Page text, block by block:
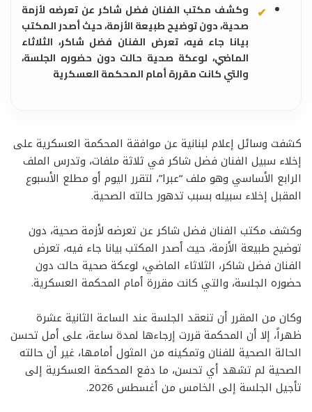
وكشف مكتب الفنان فضل شاكر عن تعرضه لأزمة
صحية، دون توضيح طبيعة الأزمة، حيث أصدر المكتب
بيانا جاء فيه، تعرض الفنان فضل شاكر، الثلاثاء
الماضي، لوعكة صحية حالت دون حضوره الجلسة،
والتي كانت مقررة أمام المحكمة العسكرية
كشفت وسائل إعلام لبنانية عن موافقة المحكمة العسكرية على
إخلاء سبيل الفنان فضل شاكر في ثلاثة ملفات، وتدرس الملف
الرابع الأساسي وهو ملف “عبرا”، لتقرر اليوم أو مطلع الأسبوع
المقبل إخلاء سبيله بسبب تدهور حالته الصحية.
وكشف مكتب الفنان فضل شاكر عن تعرضه لأزمة صحية، دون
توضيح طبيعة الأزمة، حيث أصدر المكتب بيانا جاء فيه، تعرض
الفنان فضل شاكر، الثلاثاء الماضي، لوعكة صحية حالت دون
حضوره الجلسة، والتي كانت مقررة أمام المحكمة العسكرية.
وكان من المقرر أن تنعقد الجلسة عند الساعة الثانية عشرة
ظهراً، إلا أن المحكمة قررت إرجاءها لمدة ساعة، على أمل تحسن
الحالة الصحية للفنان وتمكينه من المثول أمامها، غير أن حالته
الصحية لم تشهد أي تحسن، ما دفع المحكمة العسكرية إلى
تأجيل الجلسة إلى الخامس من أغسطس 2026.